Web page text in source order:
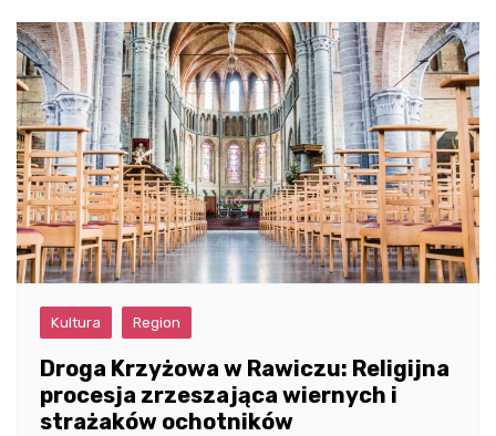
Kultura Region
Droga Krzyżowa w Rawiczu: Religijna
procesja zrzeszająca wiernych i
strażaków ochotników